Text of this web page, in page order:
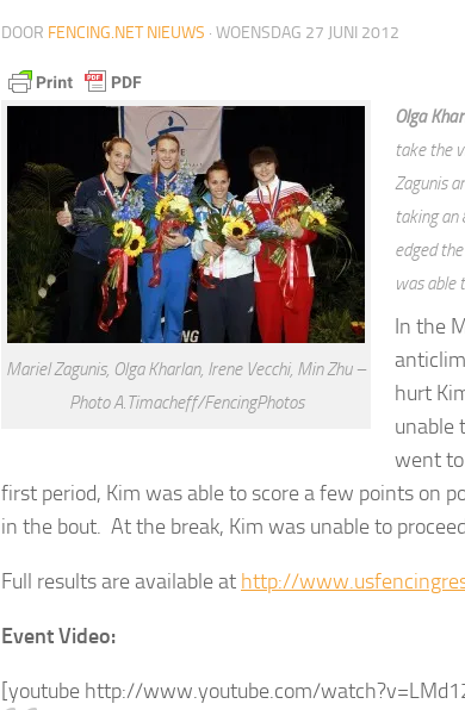
DOOR FENCING.NET NIEUWS · WOENSDAG 27 JUNI 2012
Mariel Zagunis, Olga Kharlan, Irene Vecchi, Min Zhu –
Photo A.Timacheff/FencingPhotos
Olga
take the
Zagunis
taking
edged
was able
In the
hurt
unable
went
first period, Kim was able to score a few points on
in the bout. At the break, Kim was unable to
Full results are available at http://
Event Video:
[youtube http://www.youtube.com/